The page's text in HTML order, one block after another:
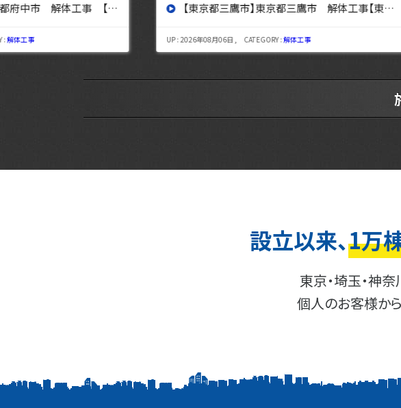
】 【東京都三鷹市】東京都三鷹市 解体工事【東京・埼玉・神奈川の解体工事なら東央建設へ】
UP : 2026年08月06日 , CATEGORY :解体工事
【東京都立川市
UP : 2026年08
設立以来、1万
東京・埼玉・神
個人のお客様か